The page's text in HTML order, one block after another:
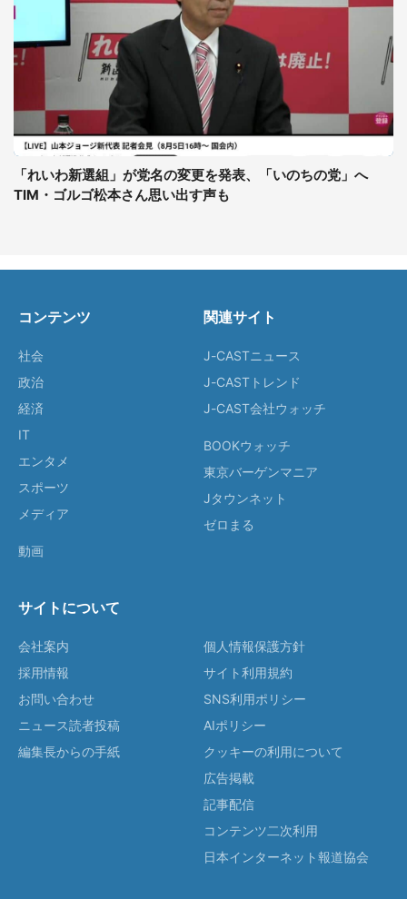
「れいわ新選組」が党名の変更を発表、「いのちの党」へ
TIM・ゴルゴ松本さん思い出す声も
コンテンツ
社会
政治
経済
IT
エンタメ
スポーツ
メディア
動画
関連サイト
J-CASTニュース
J-CASTトレンド
J-CAST会社ウォッチ
BOOKウォッチ
東京バーゲンマニア
Jタウンネット
ゼロまる
サイトについて
会社案内
採用情報
お問い合わせ
ニュース読者投稿
編集長からの手紙
個人情報保護方針
サイト利用規約
SNS利用ポリシー
AIポリシー
クッキーの利用について
広告掲載
記事配信
コンテンツ二次利用
日本インターネット報道協会